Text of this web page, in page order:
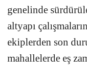
genelinde
altyapı
ekiplerden son
mahallelerde eş